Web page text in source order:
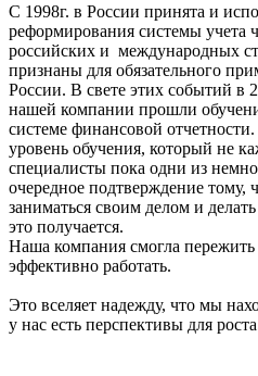
С 1998г. в России принята и
реформирования системы учета
российских и международных
признаны для обязательного
России. В свете этих событий в
нашей компании прошли
системе финансовой
уровень обучения, который не
специалисты пока одни из
очередное подтверждение тому,
заниматься своим делом и
это получается.
Наша компания смогла
эффективно работать.
Это вселяет надежду, что мы
у нас есть перспективы для